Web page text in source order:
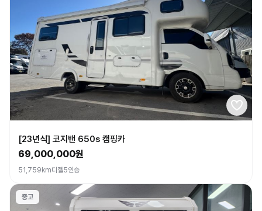
[23년식] 코지밴 650s 캠핑카
69,000,000원
51,759km디젤5인승
중고